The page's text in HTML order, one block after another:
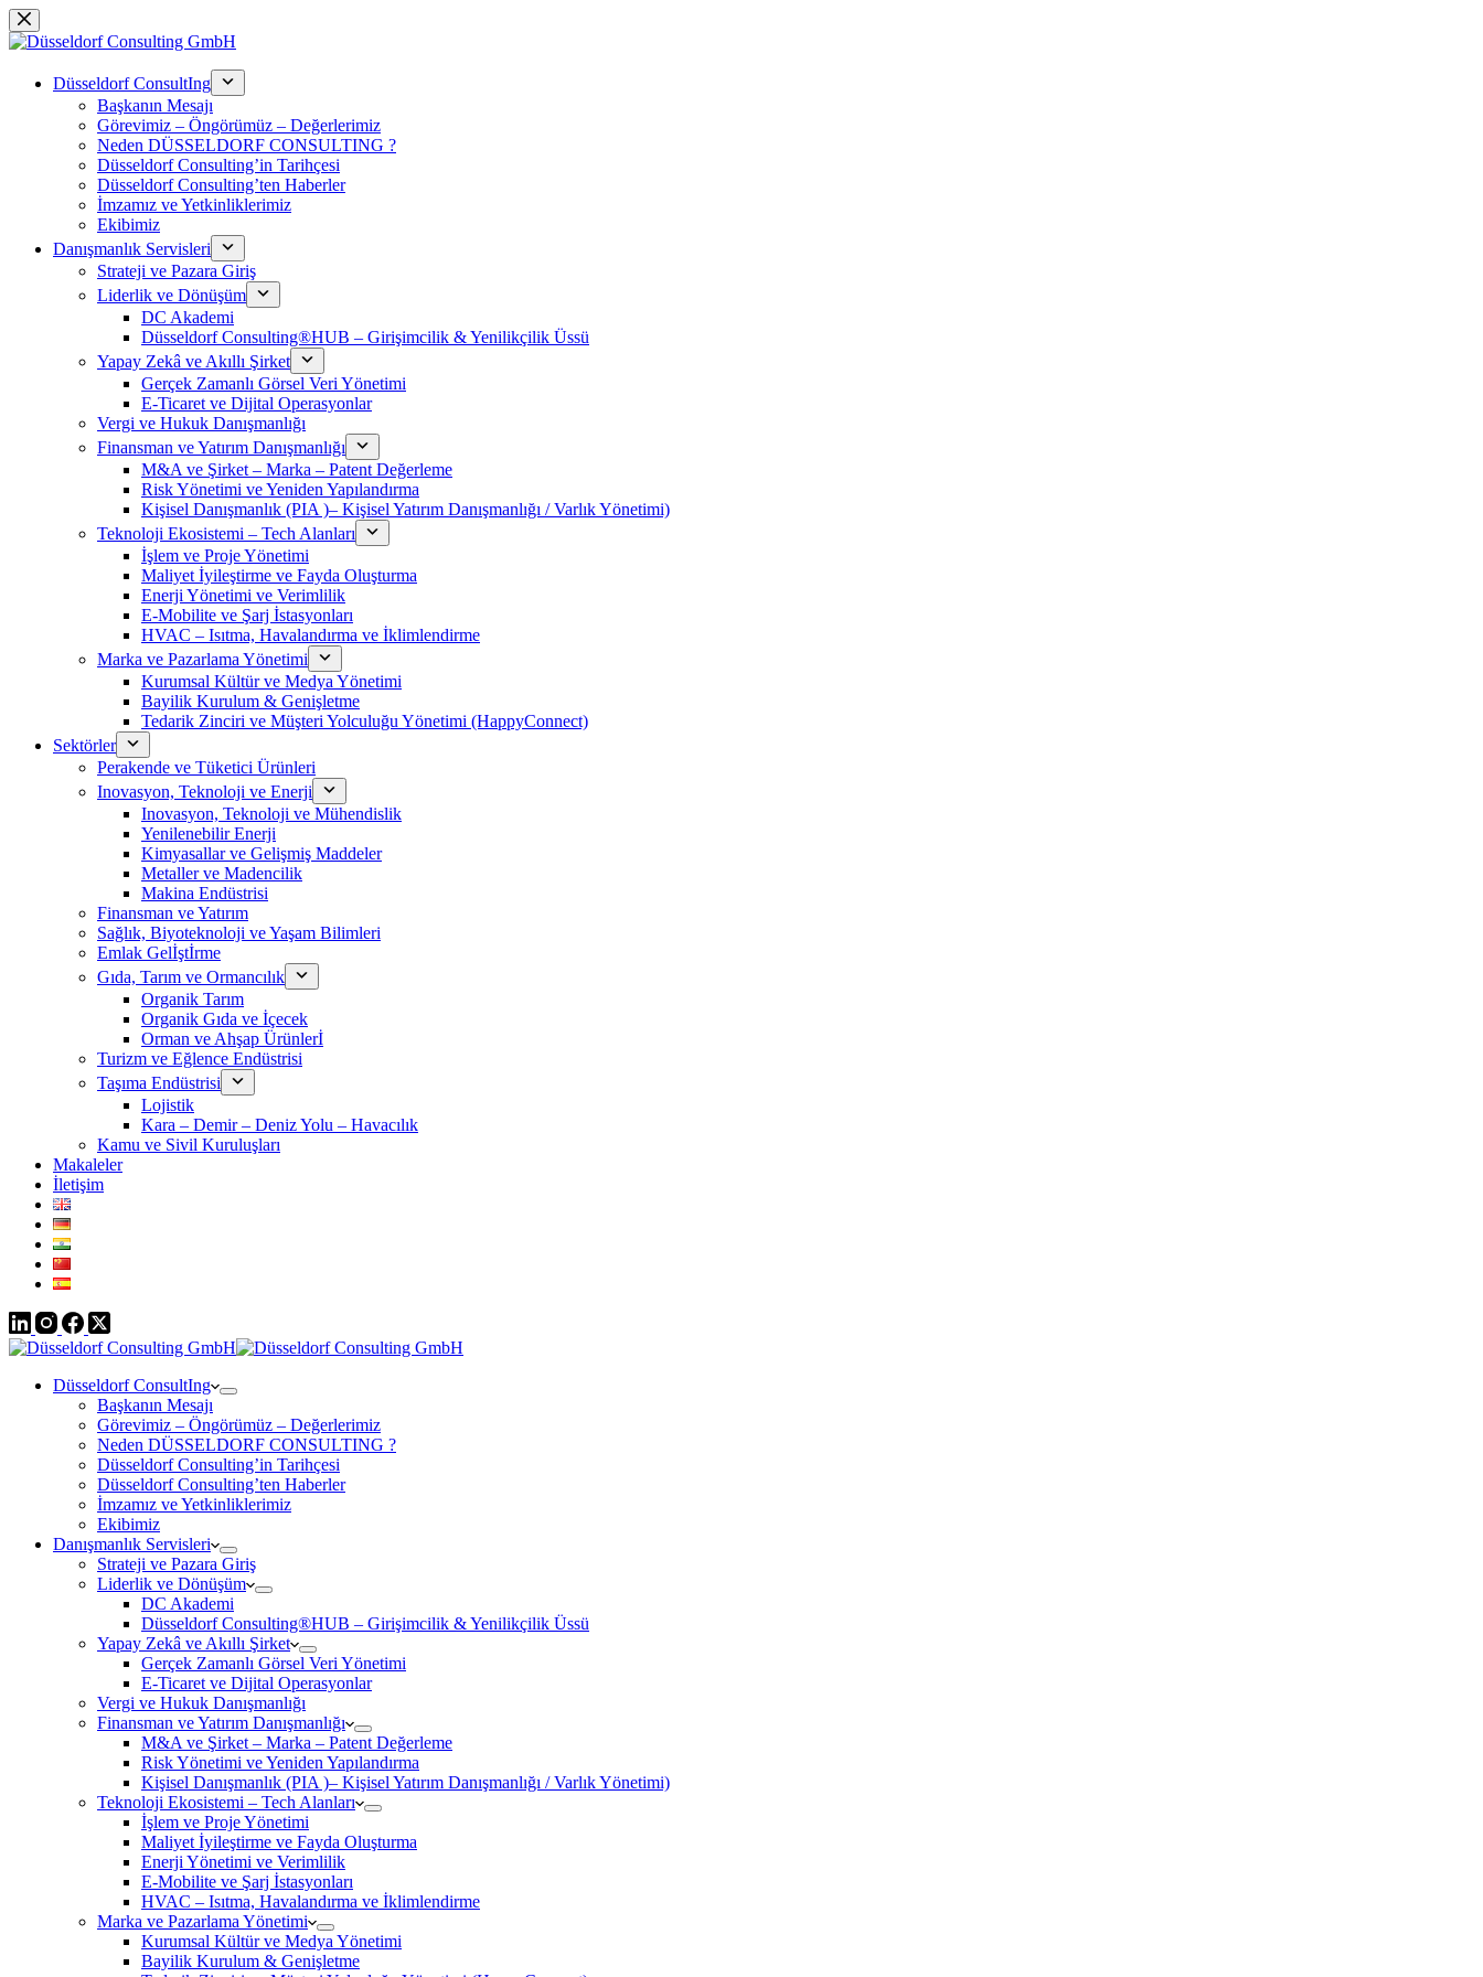
Skip
to
Düsseldorf ConsultIng
Başkanın Mesajı
Görevimiz – Öngörümüz – Değerlerimiz
Neden DÜSSELDORF CONSULTING ?
Düsseldorf Consulting’in Tarihçesi
Düsseldorf Consulting’ten Haberler
İmzamız ve Yetkinliklerimiz
Ekibimiz
Danışmanlık Servisleri
Strateji ve Pazara Giriş
Liderlik ve Dönüşüm
DC Akademi
Düsseldorf Consulting®HUB – Girişimcilik & Yenilikçilik Üssü
Yapay Zekâ ve Akıllı Şirket
Gerçek Zamanlı Görsel Veri Yönetimi
E-Ticaret ve Dijital Operasyonlar
Vergi ve Hukuk Danışmanlığı
Finansman ve Yatırım Danışmanlığı
M&A ve Şirket – Marka – Patent Değerleme
Risk Yönetimi ve Yeniden Yapılandırma
Kişisel Danışmanlık (PIA )– Kişisel Yatırım Danışmanlığı / Varlık Yönetimi)
Teknoloji Ekosistemi – Tech Alanları
İşlem ve Proje Yönetimi
Maliyet İyileştirme ve Fayda Oluşturma
Enerji Yönetimi ve Verimlilik
E-Mobilite ve Şarj İstasyonları
HVAC – Isıtma, Havalandırma ve İklimlendirme
Marka ve Pazarlama Yönetimi
Kurumsal Kültür ve Medya Yönetimi
Bayilik Kurulum & Genişletme
Tedarik Zinciri ve Müşteri Yolculuğu Yönetimi (HappyConnect)
Sektörler
Perakende ve Tüketici Ürünleri
Inovasyon, Teknoloji ve Enerji
Inovasyon, Teknoloji ve Mühendislik
Yenilenebilir Enerji
Kimyasallar ve Gelişmiş Maddeler
Metaller ve Madencilik
Makina Endüstrisi
Finansman ve Yatırım
Sağlık, Biyoteknoloji ve Yaşam Bilimleri
Emlak Gelİştİrme
Gıda, Tarım ve Ormancılık
Organik Tarım
Organik Gıda ve İçecek
Orman ve Ahşap Ürünlerİ
Turizm ve Eğlence Endüstrisi
Taşıma Endüstrisi
Lojistik
Kara – Demir – Deniz Yolu – Havacılık
Kamu ve Sivil Kuruluşları
Makaleler
İletişim
Düsseldorf ConsultIng
Başkanın Mesajı
Görevimiz – Öngörümüz – Değerlerimiz
Neden DÜSSELDORF CONSULTING ?
Düsseldorf Consulting’in Tarihçesi
Düsseldorf Consulting’ten Haberler
İmzamız ve Yetkinliklerimiz
Ekibimiz
Danışmanlık Servisleri
Strateji ve Pazara Giriş
Liderlik ve Dönüşüm
DC Akademi
Düsseldorf Consulting®HUB – Girişimcilik & Yenilikçilik Üssü
Yapay Zekâ ve Akıllı Şirket
Gerçek Zamanlı Görsel Veri Yönetimi
E-Ticaret ve Dijital Operasyonlar
Vergi ve Hukuk Danışmanlığı
Finansman ve Yatırım Danışmanlığı
M&A ve Şirket – Marka – Patent Değerleme
Risk Yönetimi ve Yeniden Yapılandırma
Kişisel Danışmanlık (PIA )– Kişisel Yatırım Danışmanlığı / Varlık Yönetimi)
Teknoloji Ekosistemi – Tech Alanları
İşlem ve Proje Yönetimi
Maliyet İyileştirme ve Fayda Oluşturma
Enerji Yönetimi ve Verimlilik
E-Mobilite ve Şarj İstasyonları
HVAC – Isıtma, Havalandırma ve İklimlendirme
Marka ve Pazarlama Yönetimi
Kurumsal Kültür ve Medya Yönetimi
Bayilik Kurulum & Genişletme